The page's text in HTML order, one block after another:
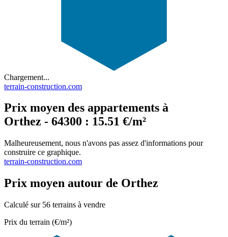
Chargement...
terrain-construction.com
Prix moyen des appartements à
Orthez - 64300 : 15.51 €/m²
Malheureusement, nous n'avons pas assez d'informations pour
construire ce graphique.
terrain-construction.com
Prix moyen autour de Orthez
Calculé sur 56 terrains à vendre
Prix du terrain (€/m²)